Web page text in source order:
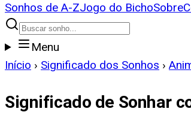
Sonhos de A-ZJogo do BichoSobre
Menu
Início › Significado dos Sonhos ›
Significado de Sonhar